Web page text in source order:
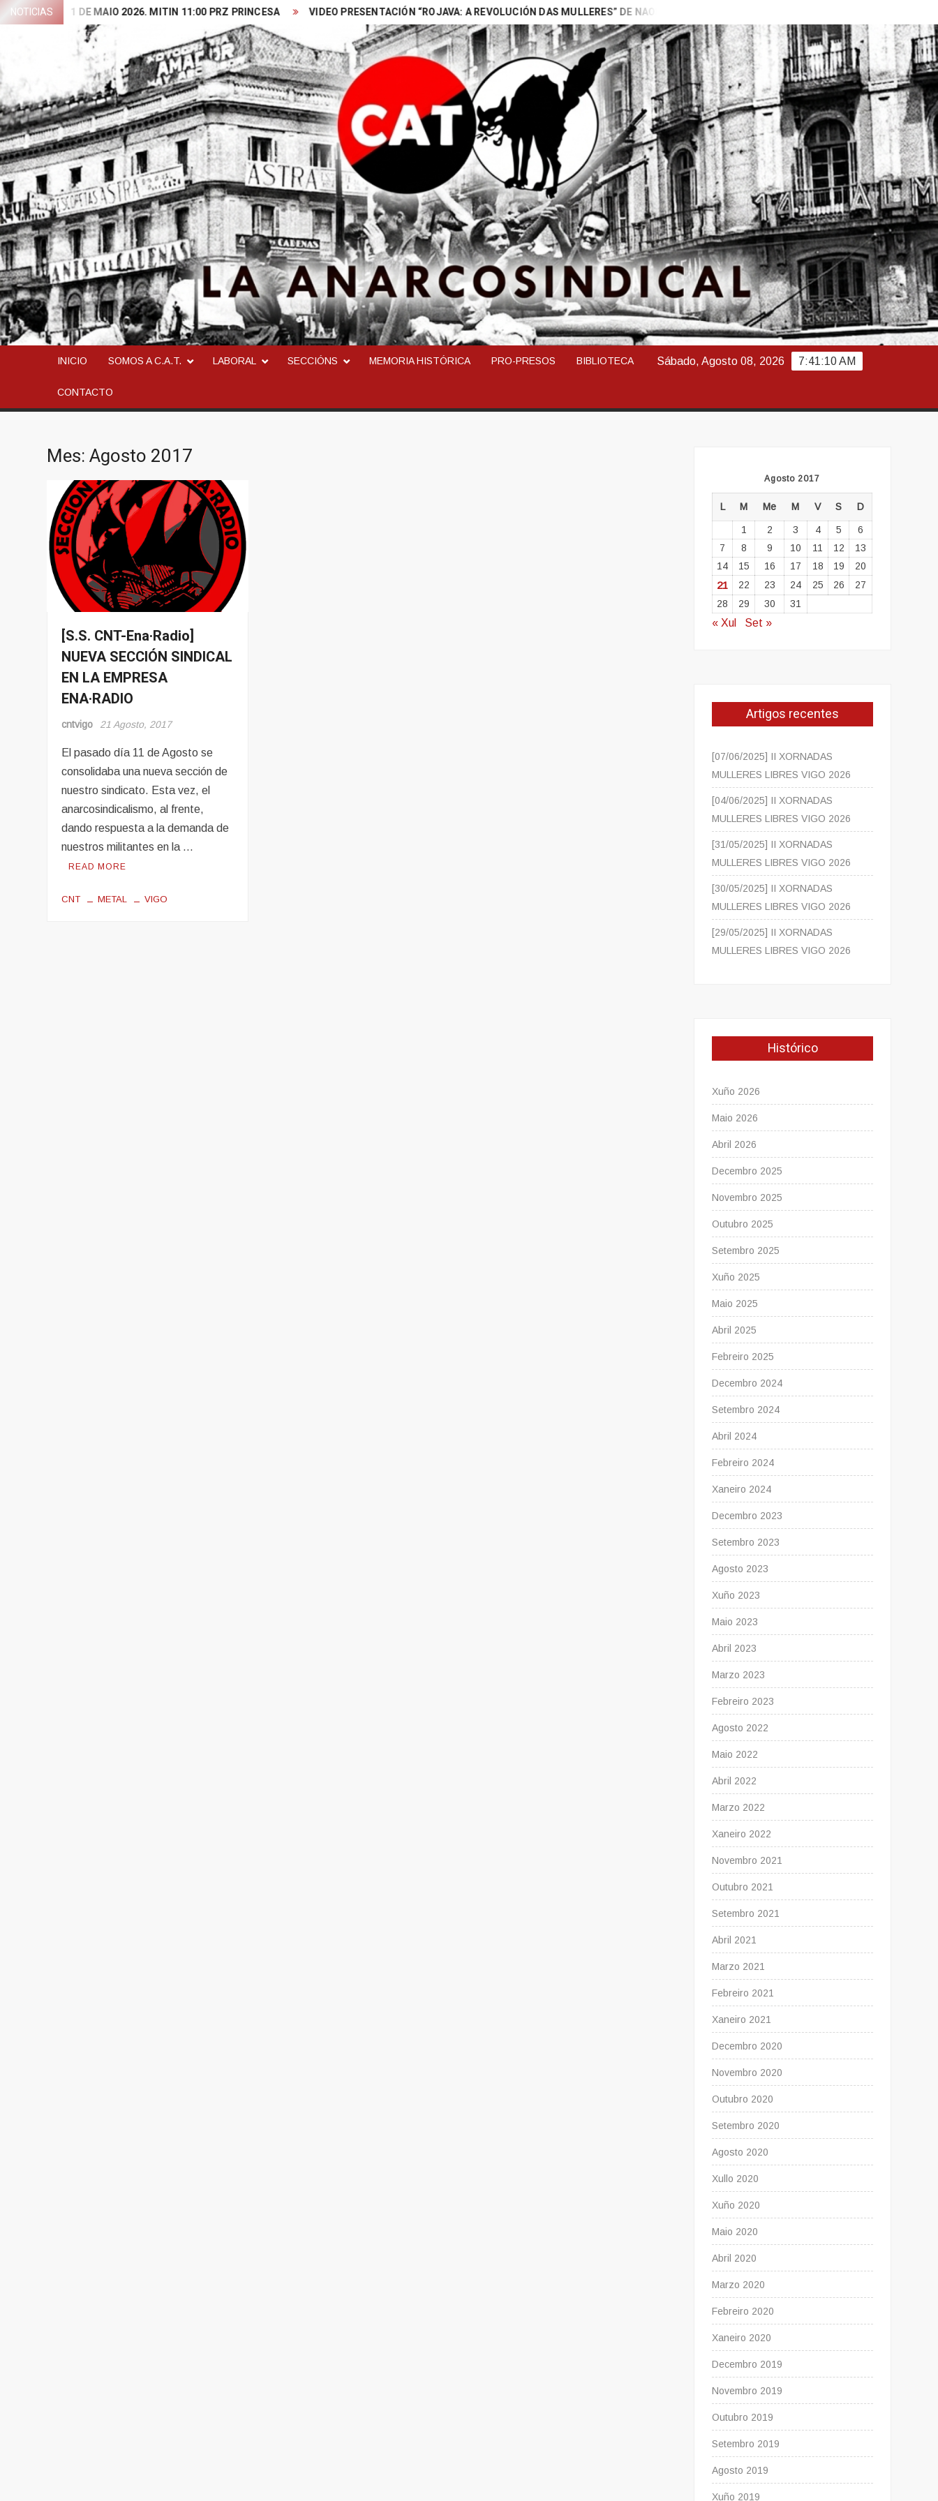
Skip
to
NOTICIAS
1 DE MAIO 2026. MITIN 11:00 PRZ PRINCESA VIDEO PRESENTACIÓN “ROJAVA: A REVOLUCIÓN DAS MULLERES” DE NAOMI (BARAN GALIZA)
Search
CONFEDERACION ANARCOSINDICAL DEL TRABAJO
INICIO SOMOS A C.A.T. LABORAL SECCIÓNS MEMORIA HISTÓRICA PRO-PRESOS BIBLIOTECA
CONTACTO
7:41:11 AM
Sábado, Agosto 08, 2026
Mes:Agosto 2017
Noticias
Secciones
Sindicalismo
[S.S. CNT-Ena·Radio]
NUEVA SECCIÓN SINDICAL
EN LA EMPRESA
ENA·RADIO
cntvigo 21 Agosto, 2017
El pasado día 11 de Agosto se
consolidaba una nueva sección de
nuestro sindicato. Esta vez, el
anarcosindicalismo, al frente,
dando respuesta a la demanda de
nuestros militantes en la …
READ MORE
CNT METAL VIGO
Agosto 2017
L M Me M V S D
1 2 3 4 5
6
7
8 9 10 11 12
13
14
15 16 17 18 19 20
21 22 23 24 25 26
27
28
29 30 31
« Xul Set »
Artigos recentes
[07/06/2025] II XORNADAS
MULLERES LIBRES VIGO 2026
[04/06/2025] II XORNADAS
MULLERES LIBRES VIGO 2026
[31/05/2025] II XORNADAS
MULLERES LIBRES VIGO 2026
[30/05/2025] II XORNADAS
MULLERES LIBRES VIGO 2026
[29/05/2025] II XORNADAS
MULLERES LIBRES VIGO 2026
Histórico
Xuño 2026
Maio 2026
Abril 2026
Decembro 2025
Novembro 2025
Outubro 2025
Setembro 2025
Xuño 2025
Maio 2025
Abril 2025
Febreiro 2025
Decembro 2024
Setembro 2024
Abril 2024
Febreiro 2024
Xaneiro 2024
Decembro 2023
Setembro 2023
Agosto 2023
Xuño 2023
Maio 2023
Abril 2023
Marzo 2023
Febreiro 2023
Agosto 2022
Maio 2022
Abril 2022
Marzo 2022
Xaneiro 2022
Novembro 2021
Outubro 2021
Setembro 2021
Abril 2021
Marzo 2021
Febreiro 2021
Xaneiro 2021
Decembro 2020
Novembro 2020
Outubro 2020
Setembro 2020
Agosto 2020
Xullo 2020
Xuño 2020
Maio 2020
Abril 2020
Marzo 2020
Febreiro 2020
Xaneiro 2020
Decembro 2019
Novembro 2019
Outubro 2019
Setembro 2019
Agosto 2019
Xuño 2019